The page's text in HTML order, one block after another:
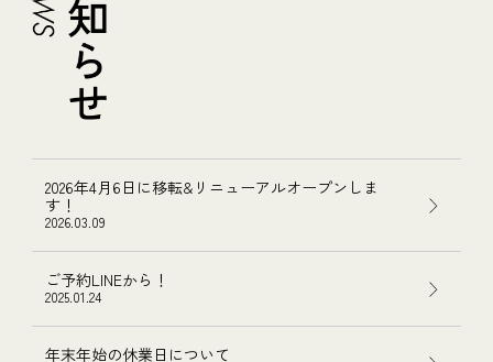
2026年4月6日に移転&リニューアルオープンしま
す！
2026.03.09
ご予約LINEから！
2025.01.24
年末年始の休業日について